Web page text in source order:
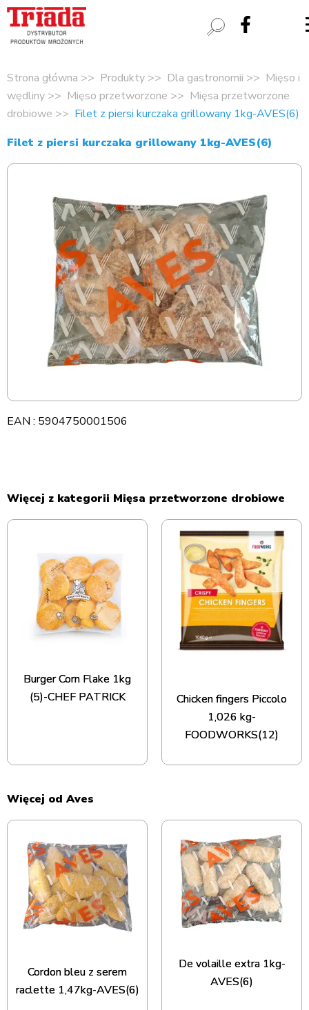
Strona główna Produkty Dla gastronomii
Mięso i
wędliny
Mięso przetworzone
Mięsa przetworzone
drobiowe
Filet z piersi kurczaka grillowany 1kg-AVES(6)
Filet z piersi kurczaka grillowany 1kg-AVES(6)
EAN : 5904750001506
Więcej z kategorii Mięsa przetworzone drobiowe
Burger Corn Flake 1kg
(5)-CHEF PATRICK
Chicken fingers Piccolo
1,026 kg-
FOODWORKS(12)
Więcej od Aves
Cordon bleu z serem
raclette 1,47kg-AVES(6)
De volaille extra 1kg-
AVES(6)